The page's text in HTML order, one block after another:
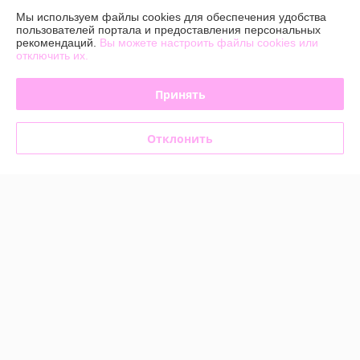
Доставка и оплата
График работы
Политика обработки cookies
Мы используем файлы cookies для обеспечения удобства
пользователей портала и предоставления персональных
рекомендаций. Вы можете настроить файлы cookies или
отключить их.
Принять
Отклонить